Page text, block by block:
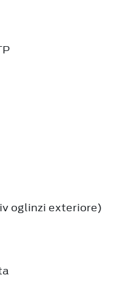
oglinzi exteriore)